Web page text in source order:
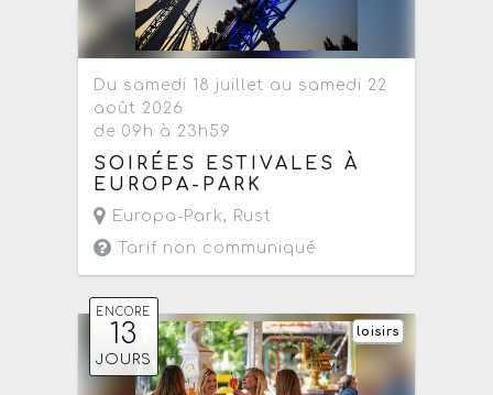
Du samedi 18 juillet au samedi 22
août 2026
de 09h à 23h59
SOIRÉES ESTIVALES À
EUROPA-PARK
Europa-Park, Rust
Tarif non communiqué
ENCORE
13
JOURS
loisirs